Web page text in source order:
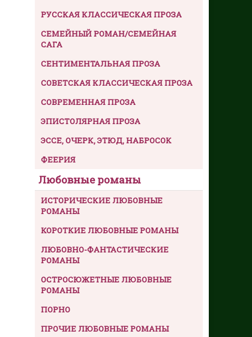
РУССКАЯ КЛАССИЧЕСКАЯ ПРОЗА
СЕМЕЙНЫЙ РОМАН/СЕМЕЙНАЯ
САГА
СЕНТИМЕНТАЛЬНАЯ ПРОЗА
СОВЕТСКАЯ КЛАССИЧЕСКАЯ ПРОЗА
СОВРЕМЕННАЯ ПРОЗА
ЭПИСТОЛЯРНАЯ ПРОЗА
ЭССЕ, ОЧЕРК, ЭТЮД, НАБРОСОК
ФЕЕРИЯ
Любовные романы
ИСТОРИЧЕСКИЕ ЛЮБОВНЫЕ
РОМАНЫ
КОРОТКИЕ ЛЮБОВНЫЕ РОМАНЫ
ЛЮБОВНО-ФАНТАСТИЧЕСКИЕ
РОМАНЫ
ОСТРОСЮЖЕТНЫЕ ЛЮБОВНЫЕ
РОМАНЫ
ПОРНО
ПРОЧИЕ ЛЮБОВНЫЕ РОМАНЫ